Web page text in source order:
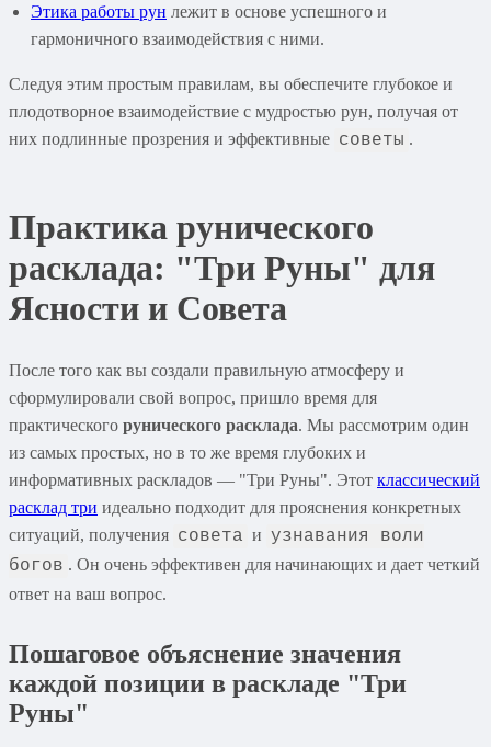
Этика работы рун лежит в основе успешного и
гармоничного взаимодействия с ними.
Следуя этим простым правилам, вы обеспечите глубокое и
плодотворное взаимодействие с мудростью рун, получая от
них подлинные прозрения и эффективные советы .
Практика рунического
расклада: "Три Руны" для
Ясности и Совета
После того как вы создали правильную атмосферу и
сформулировали свой вопрос, пришло время для
практического рунического расклада. Мы рассмотрим один
из самых простых, но в то же время глубоких и
информативных раскладов — "Три Руны". Этот классический
расклад три идеально подходит для прояснения конкретных
ситуаций, получения совета и узнавания воли
богов . Он очень эффективен для начинающих и дает четкий
ответ на ваш вопрос.
Пошаговое объяснение значения
каждой позиции в раскладе "Три
Руны"